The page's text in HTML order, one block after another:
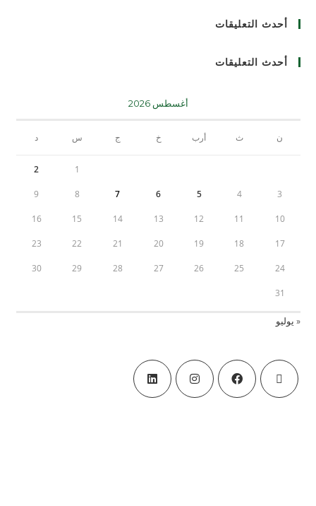
أحدث التعليقات
أحدث التعليقات
أغسطس 2026
ن ث أرب خ ج س د
1
2
3
4
5
6
7
8
9
10
11
12
13
14
15
16
17
18
19
20
21
22
23
24
25
26
27
28
29
30
31
« يوليو